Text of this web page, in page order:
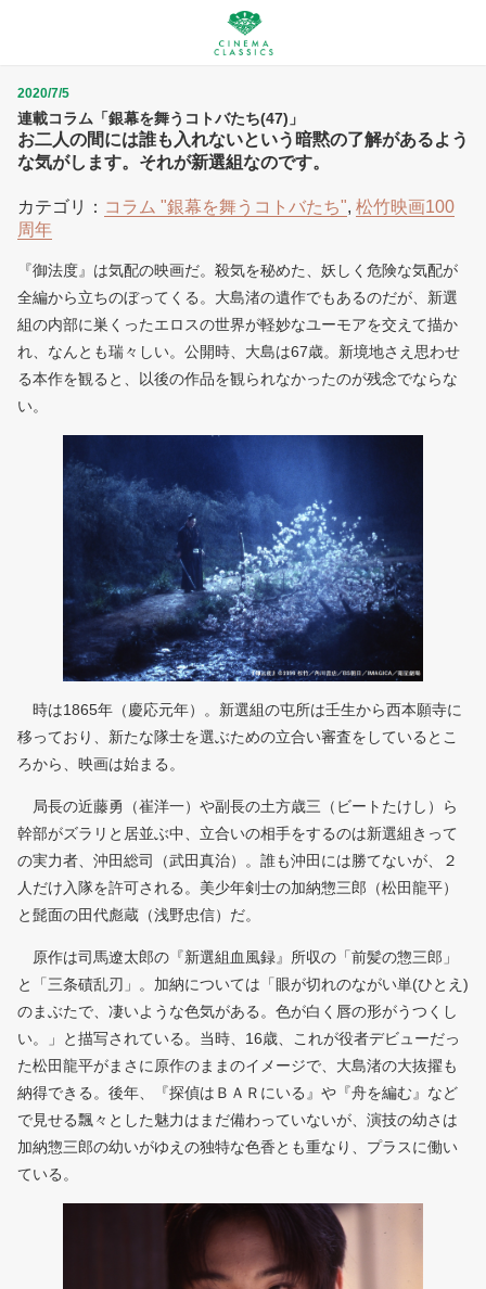
連載コラム「銀幕を舞うコトバたち(47)」
お二人の間には誰も入れないという暗黙の了解があるよう
な気がします。それが新選組なのです。
2020/7/5
カテゴリ： コラム "銀幕を舞うコトバたち", 松竹映画100
周年
『御法度』は気配の映画だ。殺気を秘めた、妖しく危険な気配が
全編から立ちのぼってくる。大島渚の遺作でもあるのだが、新選
組の内部に巣くったエロスの世界が軽妙なユーモアを交えて描か
れ、なんとも瑞々しい。公開時、大島は67歳。新境地さえ思わせ
る本作を観ると、以後の作品を観られなかったのが残念でならな
い。
時は1865年（慶応元年）。新選組の屯所は壬生から西本願寺に
移っており、新たな隊士を選ぶための立合い審査をしているとこ
ろから、映画は始まる。
局長の近藤勇（崔洋一）や副長の土方歳三（ビートたけし）ら
幹部がズラリと居並ぶ中、立合いの相手をするのは新選組きって
の実力者、沖田総司（武田真治）。誰も沖田には勝てないが、２
人だけ入隊を許可される。美少年剣士の加納惣三郎（松田龍平）
と髭面の田代彪蔵（浅野忠信）だ。
原作は司馬遼太郎の『新選組血風録』所収の「前髪の惣三郎」
と「三条磧乱刃」。加納については「眼が切れのながい単(ひとえ)
のまぶたで、凄いような色気がある。色が白く唇の形がうつくし
い。」と描写されている。当時、16歳、これが役者デビューだっ
た松田龍平がまさに原作のままのイメージで、大島渚の大抜擢も
納得できる。後年、『探偵はＢＡＲにいる』や『舟を編む』など
で見せる飄々とした魅力はまだ備わっていないが、演技の幼さは
加納惣三郎の幼いがゆえの独特な色香とも重なり、プラスに働い
ている。